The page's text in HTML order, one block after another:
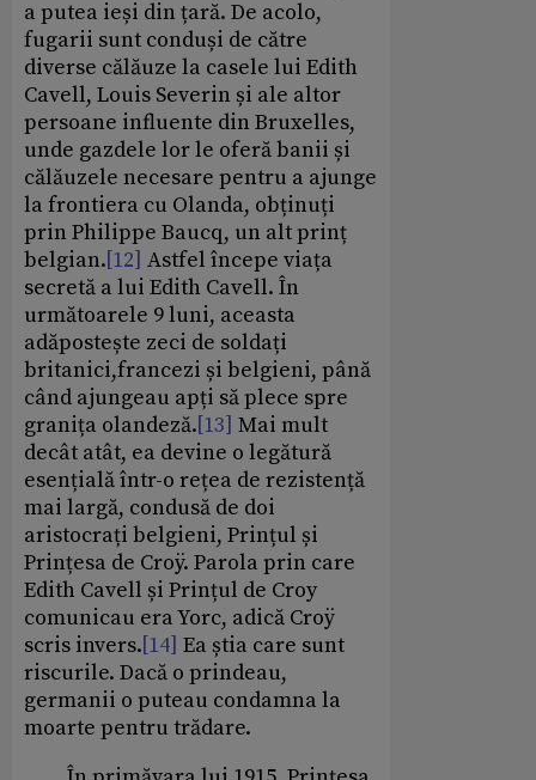
a putea ieși din țară. De acolo,
fugarii sunt conduși de către
diverse călăuze la casele lui Edith
Cavell, Louis Severin și ale altor
persoane influente din Bruxelles,
unde gazdele lor le oferă banii și
călăuzele necesare pentru a ajunge
la frontiera cu Olanda, obținuți
prin Philippe Baucq, un alt prinț
belgian.[12] Astfel începe viața
secretă a lui Edith Cavell. În
următoarele 9 luni, aceasta
adăpostește zeci de soldați
britanici,francezi și belgieni, până
când ajungeau apți să plece spre
granița olandeză.[13] Mai mult
decât atât, ea devine o legătură
esențială într-o rețea de rezistență
mai largă, condusă de doi
aristocrați belgieni, Prințul și
Prințesa de Croÿ. Parola prin care
Edith Cavell și Prințul de Croy
comunicau era Yorc, adică Croÿ
scris invers.[14] Ea știa care sunt
riscurile. Dacă o prindeau,
germanii o puteau condamna la
moarte pentru trădare.